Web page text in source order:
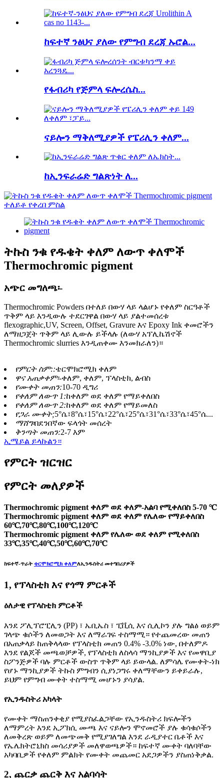
ከፍተኛ ንፅህና ያለው የምግብ ደረጃ ኡሮል...
የፋብሪካ የጅምላ ፍሎረሴስ...
ናይሎን ማቅለሚያዎች የፔሪሊን ቀለም...
ከኢንፍራሬድ ግልጽነት ለ...
ትኩስ ንቁ የዱቄት ቀለም ለውጥ ቀለሞች
Thermochromic pigment
አጭር መግለጫ፡-
Thermochromic Powders በተለይ በውሃ ላይ ላልሆኑ የቀለም ስርዓቶች
ጥቅም ላይ እንዲውሉ ተደርገዋል በውሃ ላይ ያልተመሰረቱ
flexographic,UV, Screen, Offset, Gravure እና Epoxy Ink ቀመሮችን
ለማዘጋጀት ጥቅም ላይ ሊውሉ ይችላሉ (ለውሃ አፕሊኬሽኖች
Thermochromic slurries እንዲጠቀሙ እንመክራለን)።
የምርት ስም::ቴርሞክሮሚክ ቀለም
ዋና አጠቃቀም፡-ቀለም, ቀለም, ፕላስቲክ, ልብስ
የሙቀት መጠን:10-70 ዲግሪ
የቀለም ለውጥ 1:ከቀለም ወደ ቀለም የማይቀለበስ
የቀለም ለውጥ 2:ከቀለም ወደ ቀለም የማይመለስ
የጋራ ሙቀት;5°ሴ፣8°ሴ፣15°ሴ፣22°ሴ፣25°ሴ፣31°ሴ፣33°ሴ፣45°ሴ...
ማሸግ፡በደንበኛው ፍላጎት መሰረት
ቅንጣት መጠን:2-7 እም
ኢሜይል ይላኩልን።
የምርት ዝርዝር
የምርት መለያዎች
Thermochromic pigment ቀለም ወደ ቀለም-አልባ የሚቀለበስ 5-70 ℃
Thermochromic pigment ቀለም ወደ ቀለም የሌለው የማይቀለበስ
60℃,70℃,80℃,100℃,120℃
Thermochromic pigment ቀለም የሌለው ወደ ቀለም የሚቀለበስ
33℃,35℃,40℃,50℃,60℃,70℃
ከፍተኛ-ጥራት ቴርሞክሮሚክ ቀለምለኢንዱስትሪ መተግበሪያዎች
1, የፕላስቲክ እና የጎማ ምርቶች
ዕለታዊ የፕላስቲክ ምርቶች
እንደ ፖሊፕሮፒሊን (PP) ፣ ኤቢኤስ ፣ ፒቪሲ እና ሲሊኮን ያሉ ግልፅ ወይም
ገላጭ ቁሶችን ለመወጋት እና ለማራገፍ ተስማሚ። የተጨመረው መጠን
በአጠቃላይ ከጠቅላላው የፕላስቲክ መጠን 0.4% -3.0% ነው, በተለምዶ
እንደ የልጆች መጫወቻዎች, የፕላስቲክ ለስላሳ ማንኪያዎች እና የመዋቢያ
ስፖንጅዎች ባሉ ምርቶች ውስጥ ጥቅም ላይ ይውላል. ለምሳሌ የሙቀት-ነክ
የሆኑ ማንኪያዎች ትኩስ ምግብን ሲያነጋግሩ ቀለማቸውን ይቀይራሉ,
ይህም የምግብ ሙቀት ተስማሚ መሆኑን ያሳያል.
የኢንዱስትሪ አካላት
የሙቀት ማስጠንቀቂያ የሚያስፈልጋቸው የኢንዱስትሪ ክፍሎችን
ለማምረት እንደ ኢፖክሲ ሙጫ እና ናይሎን ሞኖመሮች ያሉ ቁሳቁሶችን
ለመቅረጽ ወይም ለመጭመቅ የሚያገለግል እንደ ራዲያተር ቤቶች እና
የኤሌክትሮኒክስ መሳሪያዎች መለዋወጫዎች። ከፍተኛ ሙቀት ባለባቸው
አካባቢዎች የቀለም ምልክት የሙቀት መጨመር አደጋዎችን ያስጠነቅቃል.
2, ጨርቃ ጨርቅ እና አልባሳት